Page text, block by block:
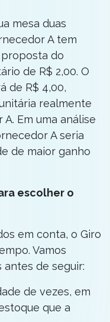
mesa duas
A tem
proposta do
de R$ 2,00. O
de R$ 4,00,
realmente
Em uma análise
A seria
de maior ganho
escolher o
em conta, o Giro
Vamos
de seguir:
de vezes, em
que a